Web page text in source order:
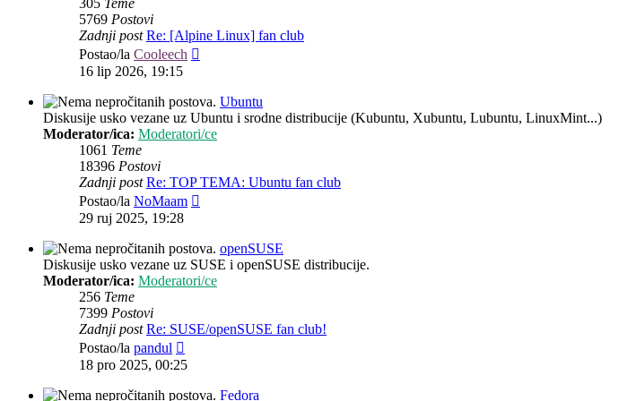
305 Teme
5769 Postovi
Zadnji post Re: [Alpine Linux] fan club
Postao/la Cooleech
16 lip 2026, 19:15
Ubuntu
Diskusije usko vezane uz Ubuntu i srodne distribucije (Kubuntu, Xubuntu, Lubuntu, LinuxMint...)
Moderator/ica: Moderatori/ce
1061 Teme
18396 Postovi
Zadnji post Re: TOP TEMA: Ubuntu fan club
Postao/la NoMaam
29 ruj 2025, 19:28
openSUSE
Diskusije usko vezane uz SUSE i openSUSE distribucije.
Moderator/ica: Moderatori/ce
256 Teme
7399 Postovi
Zadnji post Re: SUSE/openSUSE fan club!
Postao/la pandul
post
18 pro 2025, 00:25
Fedora